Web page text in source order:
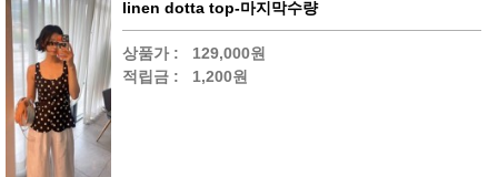
linen dotta top-마지막수량
상품가 :
129,000원
적립금 :
1,200원